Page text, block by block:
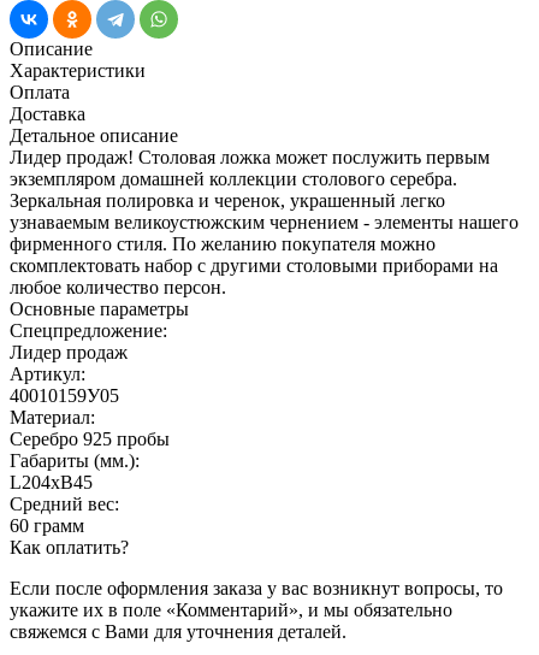
Описание
Характеристики
Оплата
Доставка
Детальное описание
Лидер продаж! Столовая ложка может послужить первым
экземпляром домашней коллекции столового серебра.
Зеркальная полировка и черенок, украшенный легко
узнаваемым великоустюжским чернением - элементы нашего
фирменного стиля. По желанию покупателя можно
скомплектовать набор с другими столовыми приборами на
любое количество персон.
Основные параметры
Спецпредложение:
Лидер продаж
Артикул:
40010159У05
Материал:
Серебро 925 пробы
Габариты (мм.):
L204хB45
Средний вес:
60 грамм
Как оплатить?
Если после оформления заказа у вас возникнут вопросы, то
укажите их в поле «Комментарий», и мы обязательно
свяжемся с Вами для уточнения деталей.